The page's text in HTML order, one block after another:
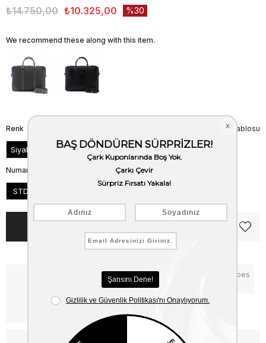
₺14.750,00 ₺10.325,00 30
We recommend these along with this item.
Beden Tablosu
Renk
Siyah
Numara
STD
Notify me when the price goes
down